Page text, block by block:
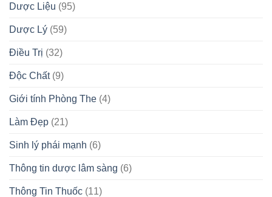
Dược Liệu (95)
Dược Lý (59)
Điều Trị (32)
Độc Chất(9)
Giới tính Phòng The (4)
Làm Đẹp (21)
Sinh lý phái mạnh (6)
Thông tin dược lâm sàng (6)
Thông Tin Thuốc (11)